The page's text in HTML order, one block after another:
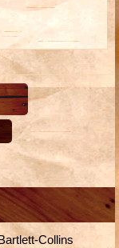
Collins